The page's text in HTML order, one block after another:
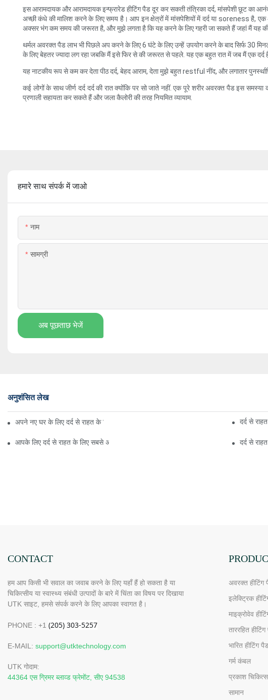
इस आरामदायक और आरामदायक इन्फ्रारेड हीटिंग पैड दूर कर सकती तंत्रिका दर्द, मांसपेशी छूट का
अच्छी कंधे की मालिश करने के लिए समय है। आप इन क्षेत्रों में मांसपेशियों में दर्द या soreness है,
अक्सर भंग कम समय की जरूरत है, और मुझे लगता है कि यह करने के लिए गहरी जा सकते हैं जहां मैं यह
थर्मल अवरक्त पैड लाभ भी पिछले अप करने के लिए 6 घंटे के लिए उन्हें उपयोग करने के बाद सिर्फ 30
के लिए बेहतर ज्यादा लग रहा जबकि मैं इसे फिर से की जरूरत से पहले. यह एक बहुत रात में जब मैं एक
यह नाटकीय रूप से कम कर देता पीठ दर्द, बेहद आराम, देता मुझे बहुत restful नींद, और लगातार
कई लोगों के साथ जीर्ण दर्द दर्द की रात क्योंकि पर सो जाते नहीं. एक पूरे शरीर अवरक्त पैड इस
प्रणाली सहायता कर सकते हैं और जला कैलोरी की तरह नियमित व्यायाम.
हमारे साथ संपर्क में जाओ
नाम
सामग्री
अब पूछताछ भेजें
अनुशंसित लेख
अपने नए घर के लिए दर्द से राहत के लिए इन्फ्रारेड पैड का उपयोग कैसे करें? दर्द से
आपके लिए दर्द से राहत के लिए सबसे अच्छा इन्फ्रारेड पैड क्या है? - दर्द से राहत के लिए इन्फ्रारेड पैड
दर्द से
CONTACT
हम आप किसी भी सवाल का जवाब करने के लिए यहाँ हैं हो सकता है या
चिकित्सीय या स्वास्थ्य संबंधी उत्पादों के बारे में चिंता का विषय पर दिखाया
UTK साइट, हमसे संपर्क करने के लिए आपका स्वागत है।
PHONE : +1
E-MAIL: support@utktechnology.com
UTK गोदाम:
44364 एस ग्रिमर ब्लाव्ड फ्रेमोंट, सीए 94538
अवरक्त हीटिंग
इलेक्ट्रिक
माइक्रोवेव
ताररहित
भारित हीटिंग
गर्म कंबल
प्रकाश
सामान